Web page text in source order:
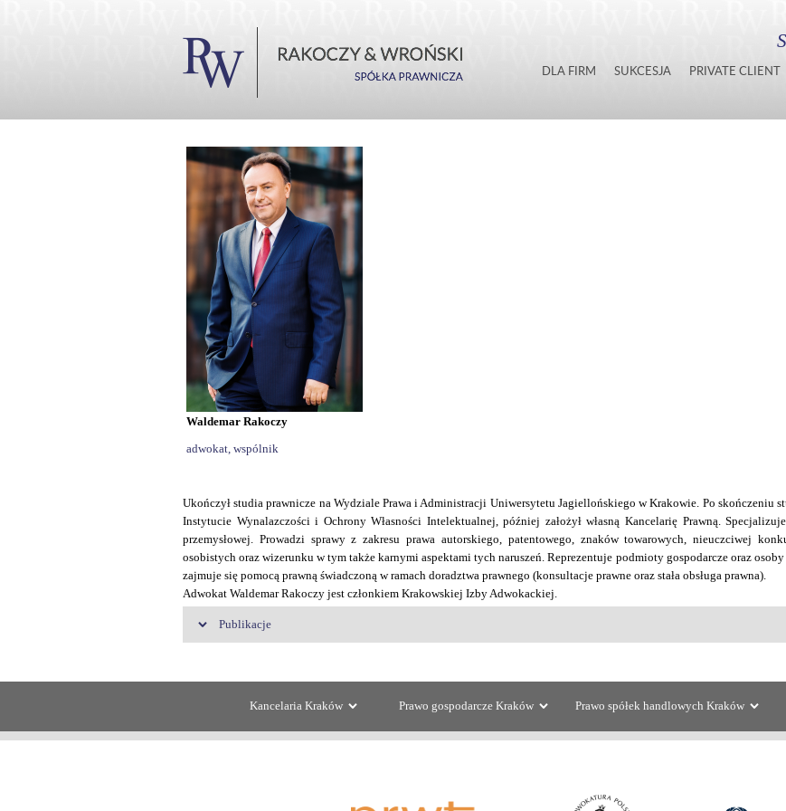
DLA FIRM SUKCESJA PRIVATE CLIENT
Waldemar Rakoczy
adwokat, wspólnik
Ukończył studia prawnicze na Wydziale Prawa i Administracji Uniwersytetu Jagiellońskiego w Krakowie. Po skończeniu
Instytucie Wynalazczości i Ochrony Własności Intelektualnej, później założył własną Kancelarię Prawną.
przemysłowej. Prowadzi sprawy z zakresu prawa autorskiego, patentowego, znaków towarowych, nieuczciwej
osobistych oraz wizerunku w tym także karnymi aspektami tych naruszeń. Reprezentuje podmioty gospodarcze oraz
zajmuje się pomocą prawną świadczoną w ramach doradztwa prawnego (konsultacje prawne oraz stała obsługa prawna).
Adwokat Waldemar Rakoczy jest członkiem Krakowskiej Izby Adwokackiej.
Publikacje
Kancelaria Kraków Prawo gospodarcze Kraków Prawo spółek handlowych Kraków